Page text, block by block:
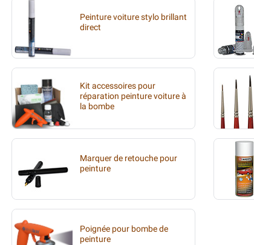
Peinture voiture stylo brillant
direct
Kit accessoires pour
réparation peinture voiture à
la bombe
Marquer de retouche pour
peinture
Poignée pour bombe de
peinture